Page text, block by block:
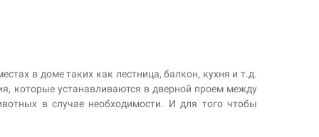
в доме таких как лестница, балкон, кухня и т.д.
которые устанавливаются в дверной проем между
в случае необходимости. И для того чтобы